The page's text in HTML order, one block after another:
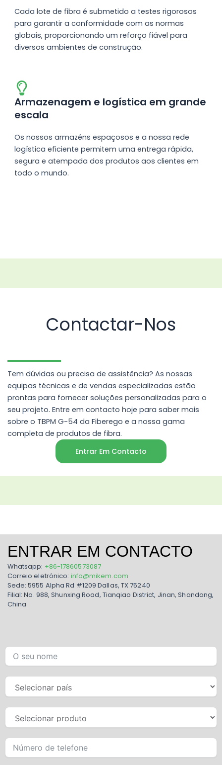
Cada lote de fibra é submetido a testes rigorosos
para garantir a conformidade com as normas
globais, proporcionando um reforço fiável para
diversos ambientes de construção.
Armazenagem e logística em grande
escala
Os nossos armazéns espaçosos e a nossa rede
logística eficiente permitem uma entrega rápida,
segura e atempada dos produtos aos clientes em
todo o mundo.
Contactar-Nos
Tem dúvidas ou precisa de assistência? As nossas
equipas técnicas e de vendas especializadas estão
prontas para fornecer soluções personalizadas para o
seu projeto. Entre em contacto hoje para saber mais
sobre o TBPM G-54 da Fiberego e a nossa gama
completa de produtos de fibra.
Entrar Em Contacto
ENTRAR EM CONTACTO
Whatsapp: +86-17860573087
Correio eletrónico: info@mikem.com
Sede: 5955 Alpha Rd #1209 Dallas, TX 75240
Filial: No. 988, Shunxing Road, Tianqiao District, Jinan, Shandong,
China